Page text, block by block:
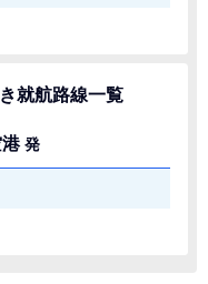
就航路線一覧
発